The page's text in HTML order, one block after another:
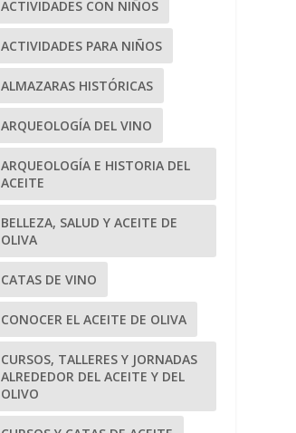
ACTIVIDADES CON NIÑOS
ACTIVIDADES PARA NIÑOS
ALMAZARAS HISTÓRICAS
ARQUEOLOGÍA DEL VINO
ARQUEOLOGÍA E HISTORIA DEL
ACEITE
BELLEZA, SALUD Y ACEITE DE
OLIVA
CATAS DE VINO
CONOCER EL ACEITE DE OLIVA
CURSOS, TALLERES Y JORNADAS
ALREDEDOR DEL ACEITE Y DEL
OLIVO